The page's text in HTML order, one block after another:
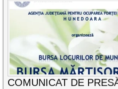
COMUNICAT DE